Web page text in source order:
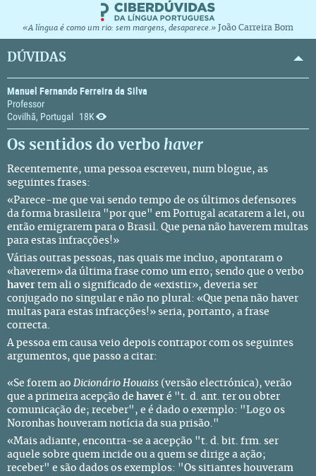
«A língua é como um rio: sem margens, desaparece.» João Carreira Bom
DÚVIDAS
Manuel Fernando Ferreira da Silva
Professor
Covilhã, Portugal
18K
Os sentidos do verbo haver
Recentemente, uma pessoa escreveu, num blogue, as
seguintes frases:
«Parece-me que vai sendo tempo de os últimos defensores
da forma brasileira "por que" em Portugal acatarem a lei, ou
então emigrarem para o Brasil. Que pena não haverem multas
para estas infracções!»
Várias outras pessoas, nas quais me incluo, apontaram o
«haverem» da última frase como um erro; sendo que o verbo
haver tem ali o significado de «existir», deveria ser
conjugado no singular e não no plural: «Que pena não haver
multas para estas infracções!» seria, portanto, a frase
correcta.
A pessoa em causa veio depois contrapor com os seguintes
argumentos, que passo a citar:
«Se forem ao Dicionário Houaiss (versão electrónica), verão
que a primeira acepção de haver é "t. d. ant. ter ou obter
comunicação de; receber", e é dado o exemplo: "Logo os
Noronhas houveram notícia da sua prisão."
«Mais adiante, encontra-se a acepção "t. d. bit. frm. ser
aquele sobre quem incide ou a quem se dirige a ação;
receber" e são dados os exemplos: "Os sitiantes houveram